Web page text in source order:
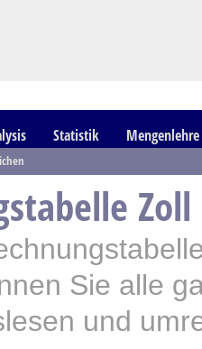
Statistik Mengenlehre
Sie alle
und